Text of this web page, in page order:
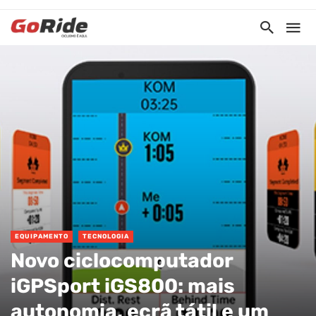
EQUIPAMENTO TECNOLOGIA
Novo ciclocomputador
iGPSport iGS800: mais
autonomia, ecrã tátil e um